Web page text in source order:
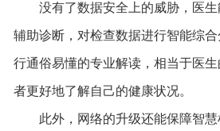
没有了数据安全上的威胁，医
辅助诊断，对检查数据进行智能综
行通俗易懂的专业解读，相当于医生
者更好地了解自己的健康状况。
此外，网络的升级还能保障智